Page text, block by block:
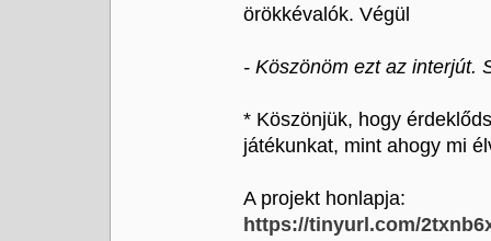
örökkévalók. Végül
- Köszönöm ezt az interjút.
* Köszönjük, hogy
játékunkat, mint ahogy mi
A projekt honlapja:
https://tinyurl.com/